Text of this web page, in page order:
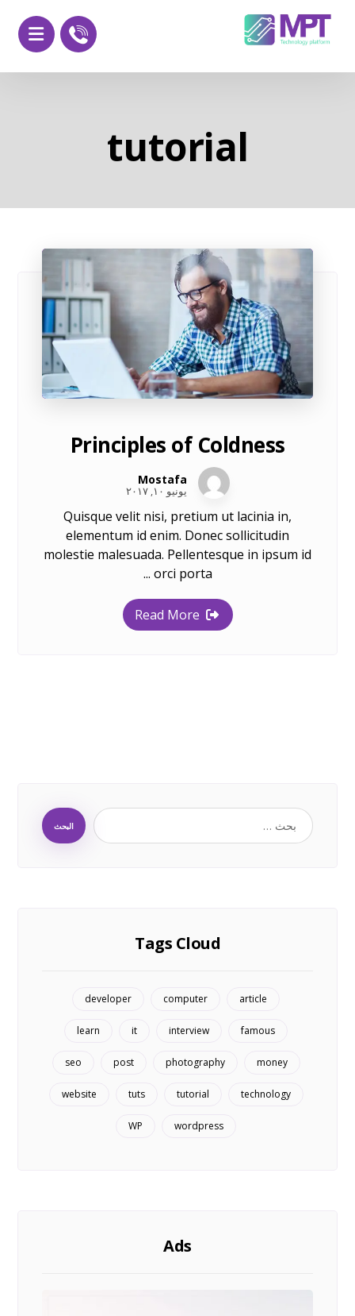
tutorial
Principles of Coldness
Mostafa
يونيو ١٠, ٢٠١٧
Quisque velit nisi, pretium ut lacinia in,
elementum id enim. Donec sollicitudin
molestie malesuada. Pellentesque in ipsum id
orci porta ...
Read More
البحث
Tags Cloud
article
computer
developer
famous
interview
it
learn
money
photography
post
seo
technology
tutorial
tuts
website
wordpress
WP
Ads